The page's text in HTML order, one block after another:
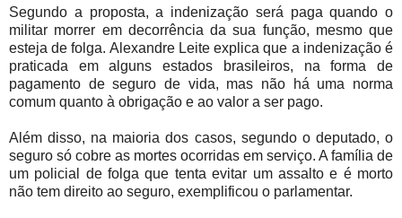
Segundo a proposta, a indenização será paga quando o
militar morrer em decorrência da sua função, mesmo que
esteja de folga. Alexandre Leite explica que a indenização é
praticada em alguns estados brasileiros, na forma de
pagamento de seguro de vida, mas não há uma norma
comum quanto à obrigação e ao valor a ser pago.
Além disso, na maioria dos casos, segundo o deputado, o
seguro só cobre as mortes ocorridas em serviço. A família de
um policial de folga que tenta evitar um assalto e é morto
não tem direito ao seguro, exemplificou o parlamentar.